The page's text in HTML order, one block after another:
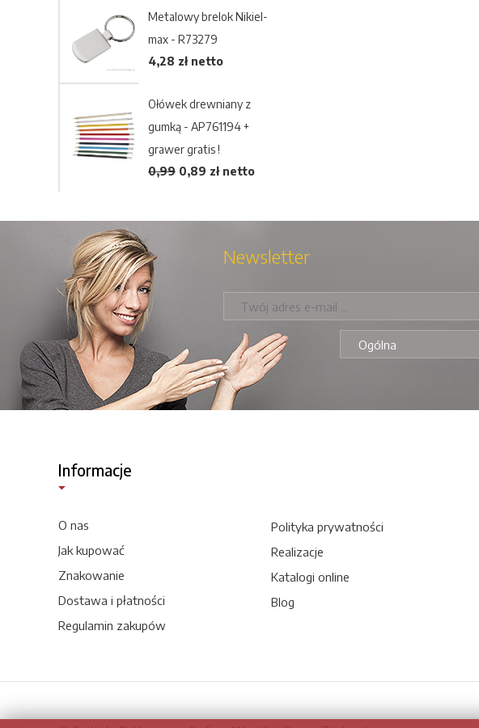
Metalowy brelok Nikiel-
max - R73279
4,28 zł netto
Ołówek drewniany z
gumką - AP761194 +
grawer gratis !
0,99 0,89 zł netto
Newsletter
Informacje
O nas
Jak kupować
Znakowanie
Dostawa i płatności
Regulamin zakupów
Polityka prywatności
Realizacje
Katalogi online
Blog